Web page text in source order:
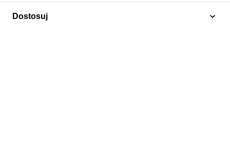
Polecamy
Dostosuj